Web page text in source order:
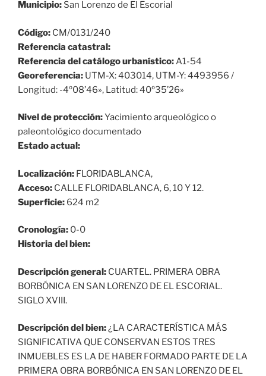
Municipio: San Lorenzo de El Escorial
Código: CM/0131/240
Referencia catastral:
Referencia del catálogo urbanístico:A1-54
Georeferencia: UTM-X: 403014, UTM-Y: 4493956 /
Longitud: -4º08’46», Latitud: 40º35’26»
Nivel de protección:Yacimiento arqueológico o
paleontológico documentado
Estado actual:
Localización: FLORIDABLANCA,
Acceso: CALLE FLORIDABLANCA, 6, 10 Y 12.
Superficie: 624 m2
Cronología: 0-0
Historia del bien:
Descripción general: CUARTEL. PRIMERA OBRA
BORBÓNICA EN SAN LORENZO DE EL ESCORIAL.
SIGLO XVIII.
Descripción del bien:¿LA CARACTERÍSTICA MÁS
SIGNIFICATIVA QUE CONSERVAN ESTOS TRES
INMUEBLES ES LA DE HABER FORMADO PARTE DE LA
PRIMERA OBRA BORBÓNICA EN SAN LORENZO DE EL